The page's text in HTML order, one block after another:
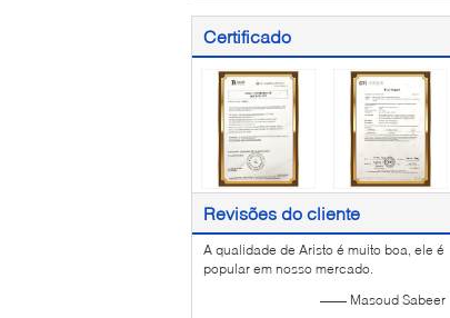
Certificado
Revisões do cliente
A qualidade de Aristo é muito boa, ele é
popular em nosso mercado.
—— Masoud Sabeer